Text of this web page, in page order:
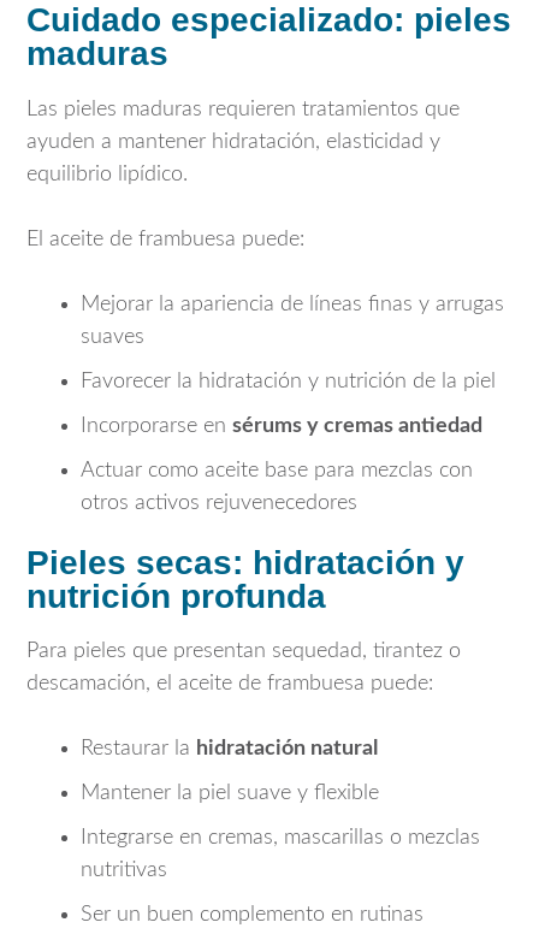
Cuidado especializado: pieles
maduras
Las pieles maduras requieren tratamientos que
ayuden a mantener hidratación, elasticidad y
equilibrio lipídico.
El aceite de frambuesa puede:
Mejorar la apariencia de líneas finas y arrugas
suaves
Favorecer la hidratación y nutrición de la piel
Incorporarse en sérums y cremas antiedad
Actuar como aceite base para mezclas con
otros activos rejuvenecedores
Pieles secas: hidratación y
nutrición profunda
Para pieles que presentan sequedad, tirantez o
descamación, el aceite de frambuesa puede:
Restaurar la hidratación natural
Mantener la piel suave y flexible
Integrarse en cremas, mascarillas o mezclas
nutritivas
Ser un buen complemento en rutinas